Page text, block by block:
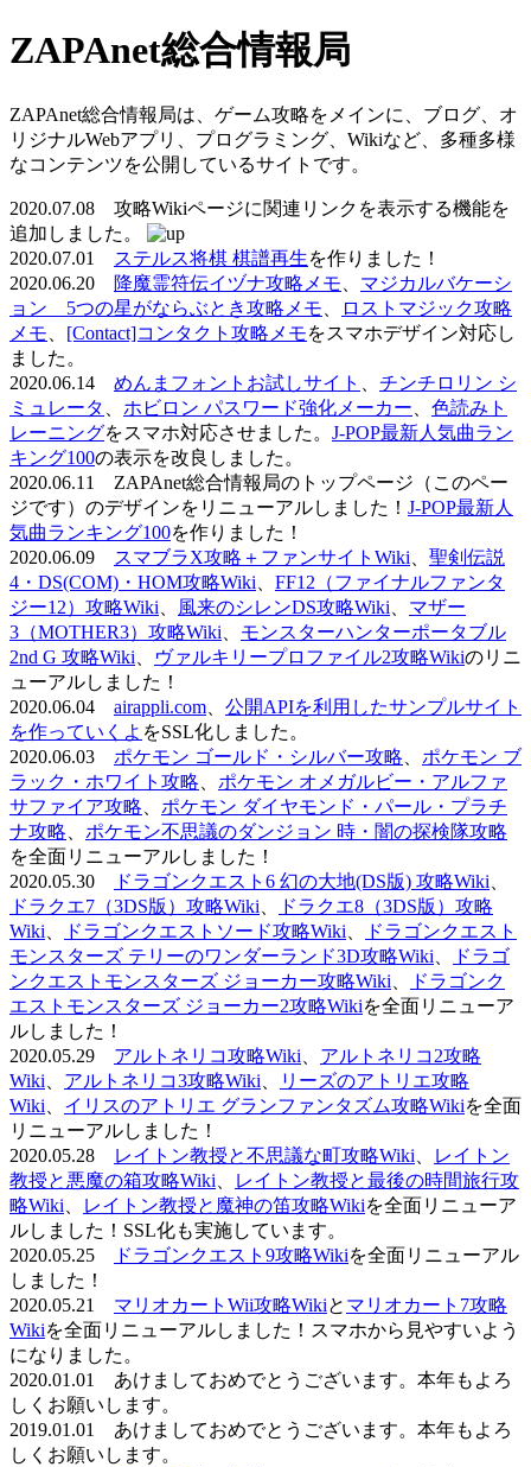
ZAPAnet総合情報局
ZAPAnet総合情報局は、ゲーム攻略をメインに、ブログ、オ
リジナルWebアプリ、プログラミング、Wikiなど、多種多様
なコンテンツを公開しているサイトです。
2020.07.08 攻略Wikiページに関連リンクを表示する機能を
追加しました。
2020.07.01
ステルス将棋 棋譜再生を作りました！
2020.06.20
降魔霊符伝イヅナ攻略メモ
マジカルバケーシ
ョン 5つの星がならぶとき攻略メモ
ロストマジック攻略
メモ
[Contact]コンタクト攻略メモをスマホデザイン対応し
ました。
2020.06.14 めんまフォントお試しサイト
チンチロリン シ
ミュレータ
ホビロン パスワード強化メーカー
色読みト
レーニングをスマホ対応させました。 J-POP最新人気曲ラン
キング100の表示を改良しました。
2020.06.11 ZAPAnet総合情報局のトップページ（このペー
ジです）のデザインをリニューアルしました！ J-POP最新人
気曲ランキング100を作りました！
2020.06.09
スマブラX攻略＋ファンサイトWiki
聖剣伝説
4・DS(COM)・HOM攻略Wiki
FF12（ファイナルファンタ
ジー12）攻略Wiki
風来のシレンDS攻略Wiki
マザー
3（MOTHER3）攻略Wiki
モンスターハンターポータブル
2nd G 攻略Wiki
ヴァルキリープロファイル2攻略Wikiのリニ
ューアルしました！
2020.06.04 airappli.com
公開APIを利用したサンプルサイト
を作っていくよ をSSL化しました。
2020.06.03 ポケモン ゴールド・シルバー攻略
ポケモン ブ
ラック・ホワイト攻略
ポケモン オメガルビー・アルファ
サファイア攻略
ポケモン ダイヤモンド・パール・プラチ
ナ攻略
ポケモン不思議のダンジョン 時・闇の探検隊攻略
を全面リニューアルしました！
2020.05.30
ドラゴンクエスト6 幻の大地(DS版) 攻略Wiki
ドラクエ7（3DS版）攻略Wiki
ドラクエ8（3DS版）攻略
Wiki
ドラゴンクエストソード攻略Wiki
ドラゴンクエスト
モンスターズ テリーのワンダーランド3D攻略Wiki
ドラゴ
ンクエストモンスターズ ジョーカー攻略Wiki
ドラゴンク
エストモンスターズ ジョーカー2攻略Wikiを全面リニューア
ルしました！
2020.05.29 アルトネリコ攻略Wiki
アルトネリコ2攻略
Wiki
アルトネリコ3攻略Wiki
リーズのアトリエ攻略
Wiki
イリスのアトリエ グランファンタズム攻略Wikiを全面
リニューアルしました！
2020.05.28
レイトン教授と不思議な町攻略Wiki
レイトン
教授と悪魔の箱攻略Wiki
レイトン教授と最後の時間旅行攻
略Wiki
レイトン教授と魔神の笛攻略Wikiを全面リニューア
ルしました！SSL化も実施しています。
2020.05.25
ドラゴンクエスト9攻略Wikiを全面リニューアル
しました！
2020.05.21 マリオカートWii攻略Wikiと マリオカート7攻略
Wikiを全面リニューアルしました！スマホから見やすいよう
になりました。
2020.01.01 あけましておめでとうございます。本年もよろ
しくお願いします。
2019.01.01 あけましておめでとうございます。本年もよろ
しくお願いします。